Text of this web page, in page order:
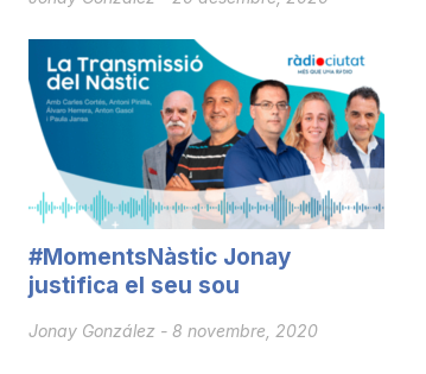
#MomentsNàstic Jonay
justifica el seu sou
Jonay González - 8 novembre, 2020